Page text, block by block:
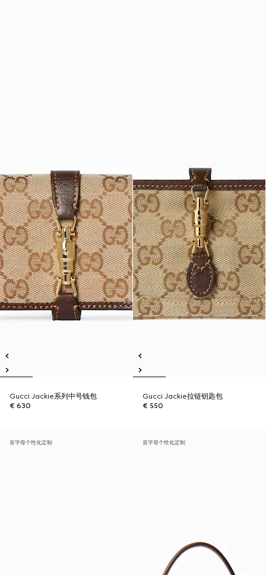
Gucci Jackie系列中号钱包
€ 630
Gucci Jackie拉链钥匙包
€ 550
首字母个性化定制 首字母个性化定制